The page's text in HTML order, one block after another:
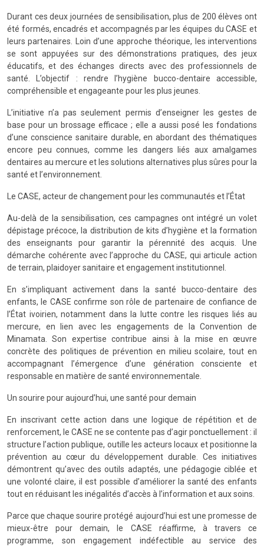
Durant ces deux journées de sensibilisation, plus de 200 élèves ont
été formés, encadrés et accompagnés par les équipes du CASE et
leurs partenaires. Loin d’une approche théorique, les interventions
se sont appuyées sur des démonstrations pratiques, des jeux
éducatifs, et des échanges directs avec des professionnels de
santé. L’objectif : rendre l’hygiène bucco-dentaire accessible,
compréhensible et engageante pour les plus jeunes.
L’initiative n’a pas seulement permis d’enseigner les gestes de
base pour un brossage efficace ; elle a aussi posé les fondations
d’une conscience sanitaire durable, en abordant des thématiques
encore peu connues, comme les dangers liés aux amalgames
dentaires au mercure et les solutions alternatives plus sûres pour la
santé et l’environnement.
Le CASE, acteur de changement pour les communautés et l’État
Au-delà de la sensibilisation, ces campagnes ont intégré un volet
dépistage précoce, la distribution de kits d’hygiène et la formation
des enseignants pour garantir la pérennité des acquis. Une
démarche cohérente avec l’approche du CASE, qui articule action
de terrain, plaidoyer sanitaire et engagement institutionnel.
En s’impliquant activement dans la santé bucco-dentaire des
enfants, le CASE confirme son rôle de partenaire de confiance de
l’État ivoirien, notamment dans la lutte contre les risques liés au
mercure, en lien avec les engagements de la Convention de
Minamata. Son expertise contribue ainsi à la mise en œuvre
concrète des politiques de prévention en milieu scolaire, tout en
accompagnant l’émergence d’une génération consciente et
responsable en matière de santé environnementale.
Un sourire pour aujourd’hui, une santé pour demain
En inscrivant cette action dans une logique de répétition et de
renforcement, le CASE ne se contente pas d’agir ponctuellement : il
structure l’action publique, outille les acteurs locaux et positionne la
prévention au cœur du développement durable. Ces initiatives
démontrent qu’avec des outils adaptés, une pédagogie ciblée et
une volonté claire, il est possible d’améliorer la santé des enfants
tout en réduisant les inégalités d’accès à l’information et aux soins.
Parce que chaque sourire protégé aujourd’hui est une promesse de
mieux-être pour demain, le CASE réaffirme, à travers ce
programme, son engagement indéfectible au service des